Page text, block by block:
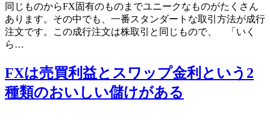
同じものからFX固有のものまでユニークなものがたくさん
あります。その中でも、一番スタンダートな取引方法が成行
注文です。この成行注文は株取引と同じもので、 「いく
ら…
FXは売買利益とスワップ金利という2
種類のおいしい儲けがある